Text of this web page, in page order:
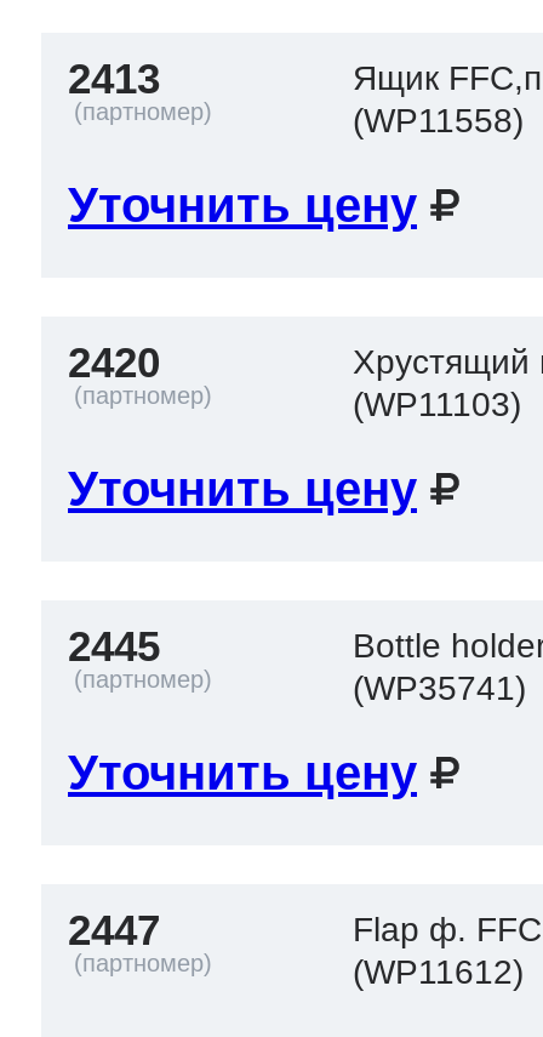
2413
Ящик
(WP11558)
Уточнить цену
2420
Хрустящий
(WP11103)
Уточнить цену
2445
Bottle
(WP35741)
Уточнить цену
2447
Flap ф.
(WP11612)